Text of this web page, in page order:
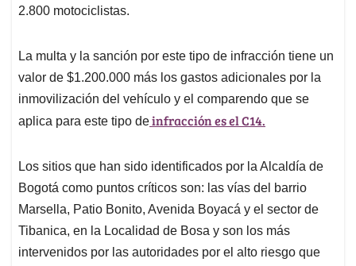
2.800 motociclistas.
La multa y la sanción por este tipo de infracción tiene un
valor de $1.200.000 más los gastos adicionales por la
inmovilización del vehículo y el comparendo que se
aplica para este tipo deinfracción es el C14.
Los sitios que han sido identificados por la Alcaldía de
Bogotá como puntos críticos son: las vías del barrio
Marsella, Patio Bonito, Avenida Boyacá y el sector de
Tibanica, en la Localidad de Bosa y son los más
intervenidos por las autoridades por el alto riesgo que